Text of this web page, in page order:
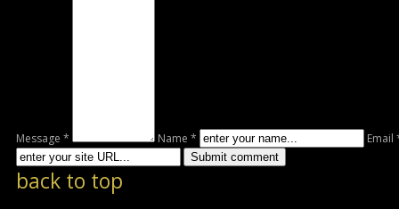
Message * Name * Email
back to top